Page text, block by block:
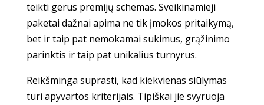
teikti gerus premijų schemas. Sveikinamieji
paketai dažnai apima ne tik įmokos pritaikymą,
bet ir taip pat nemokamai sukimus, grąžinimo
parinktis ir taip pat unikalius turnyrus.
Reikšminga suprasti, kad kiekvienas siūlymas
turi apyvartos kriterijais. Tipiškai jie svyruoja